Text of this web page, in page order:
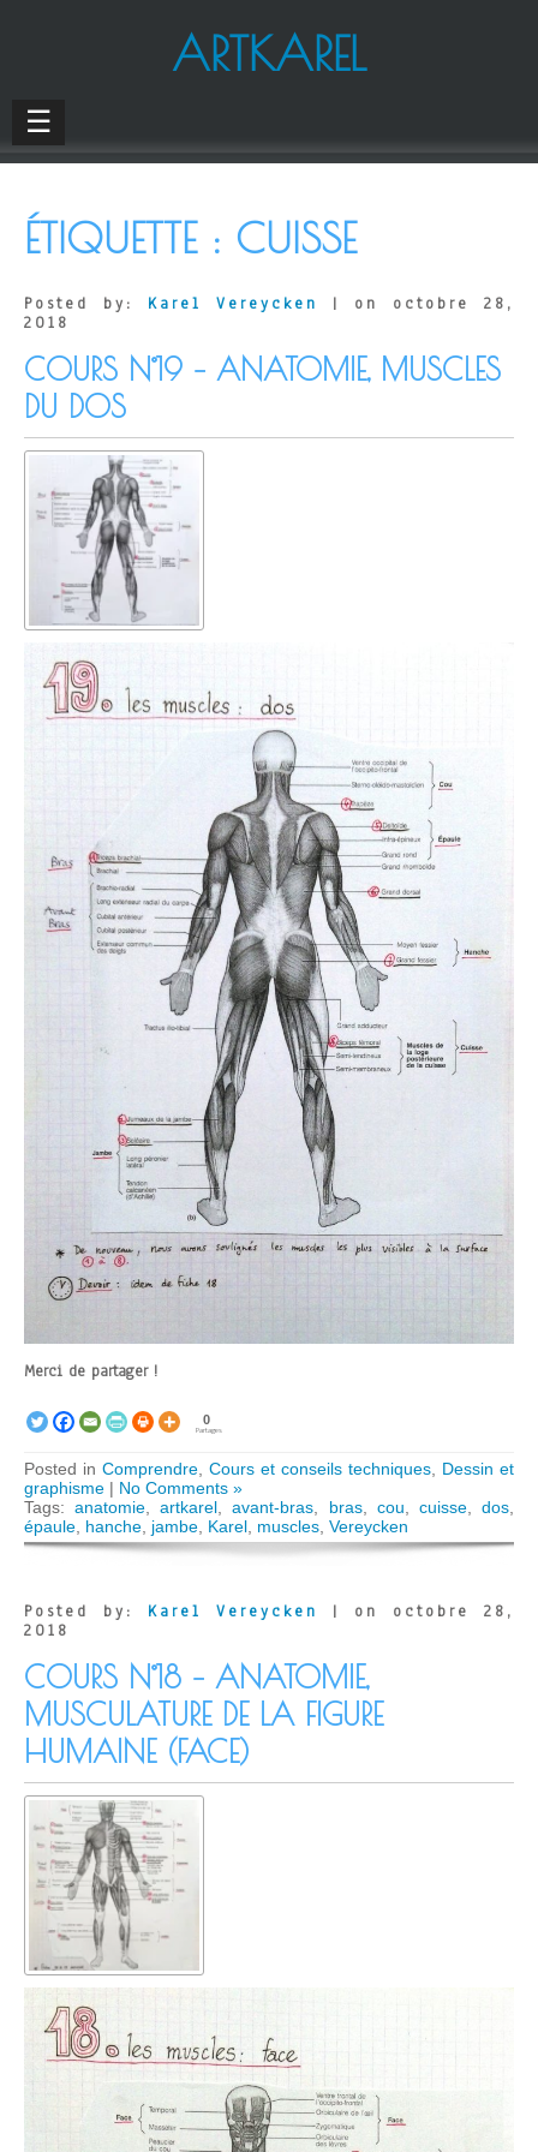
ARTKAREL
☰
ÉTIQUETTE : CUISSE
Posted by: Karel Vereycken
| on octobre 28,
2018
COURS N°19 – ANATOMIE, MUSCLES
DU DOS
Merci de partager !
0
Partages
Posted in Comprendre, Cours et conseils techniques, Dessin et
graphisme | No Comments »
Tags:anatomie,artkarel,avant-bras, bras, cou, cuisse,dos,
épaule, hanche, jambe, Karel, muscles, Vereycken
Posted by: Karel Vereycken
| on octobre 28,
2018
COURS N°18 – ANATOMIE,
MUSCULATURE DE LA FIGURE
HUMAINE (FACE)